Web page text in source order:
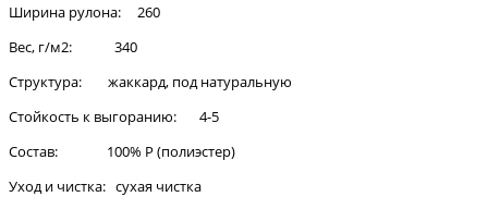
Ширина рулона: 260
Вес, г/м2: 340
Структура: жаккард, под натуральную
Стойкость к выгоранию: 4-5
Состав: 100% Р (полиэстер)
Уход и чистка: сухая чистка